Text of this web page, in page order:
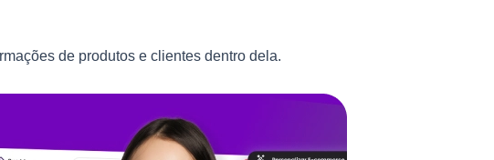
de produtos e clientes dentro dela.